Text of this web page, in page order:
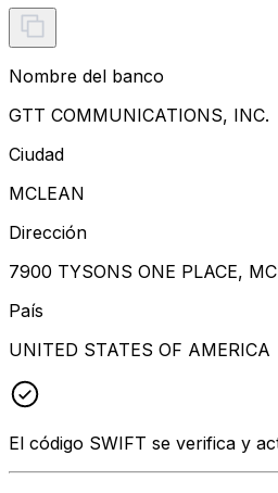
Nombre del banco
GTT COMMUNICATIONS, INC.
Ciudad
MCLEAN
Dirección
7900 TYSONS ONE PLACE,
País
UNITED STATES OF AMERICA
El código SWIFT se verifica y